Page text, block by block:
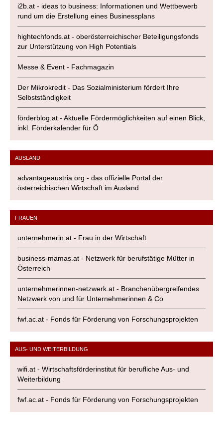
i2b.at - ideas to business: Informationen und Wettbewerb
rund um die Erstellung eines Businessplans
hightechfonds.at - oberösterreichischer Beteiligungsfonds
zur Unterstützung von High Potentials
Messe & Event - Fachmagazin
Der Mikrokredit - Das Sozialministerium fördert Ihre
Selbstständigkeit
förderblog.at - Aktuelle Fördermöglichkeiten auf einen Blick,
inkl. Förderkalender für Ö
AUSLAND
advantageaustria.org - das offizielle Portal der
österreichischen Wirtschaft im Ausland
FRAUEN
unternehmerin.at - Frau in der Wirtschaft
business-mamas.at - Netzwerk für berufstätige Mütter in
Österreich
unternehmerinnen-netzwerk.at - Branchenübergreifendes
Netzwerk von und für Unternehmerinnen & Co
fwf.ac.at - Fonds für Förderung von Forschungsprojekten
AUS- UND WEITERBILDUNG
wifi.at - Wirtschaftsförderinstitut für berufliche Aus- und
Weiterbildung
fwf.ac.at - Fonds für Förderung von Forschungsprojekten